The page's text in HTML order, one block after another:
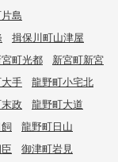
島
揖保川町山津屋
町光都
新宮町新宮
手
龍野町小宅北
政
龍野町大道
龍野町日山
御津町岩見